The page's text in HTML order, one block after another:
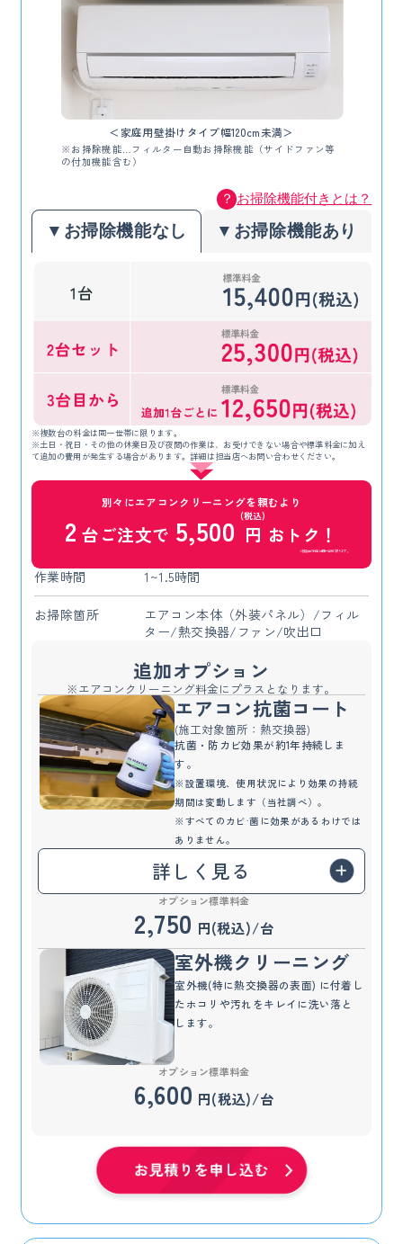
金は加盟店によって異なる場合があります。
※動作状況・設置場所などの確認のため、事前に訪問させていた
了承ください。
※サービス実施日は時期によってご希望に添えない場合がござい
※汚れによっては完全に除去できない場合がありますのでご了承
くださいますようお願いいたします。
※サービスカーの駐車スペースのご用意をお願いします。駐車で
※一部対応できない地域・お店があります。
※渡船や連絡橋等の有料の移動手段を利用する場合は、実費を別
※洗剤などに含まれる化学物質で体調を崩したことがある方や、
不安を感じられる方は、お店にお申し出ください。
※作業内容は写真と異なる場合があります。
＜家庭用壁掛けタイプ幅120cm未満＞
※お掃除機能…フィルター自動お掃除機能（サイドファン等
の付加機能含む）
？ お掃除機能付きとは？
▼お掃除機能なし ▼お掃除機能あり
※複数台の料金は同一世帯に限ります。
※土日・祝日・その他の休業日及び夜間の作業は、お受けできない場合や標準料金に加え
て追加の費用が発生する場合があります。詳細は担当店へお問い合わせください。
別々にエアコンクリーニングを頼むより
2 台ご注文で 5,500 円
(税込)
おトク！
※複数台の料金は同一世帯に限ります。
作業時間 1~1.5時間
お掃除箇所
エアコン本体（外装パネル）/フィル
ター/熱交換器/ファン/吹出口
追加オプション
※エアコンクリーニング料金にプラスとなります。
エアコン抗菌コート
(施工対象箇所：熱交換器)
抗菌・防カビ効果が約1年持続しま
す。
※設置環境、使用状況により効果の持続
期間は変動します（当社調べ）。
※すべてのカビ·菌に効果があるわけでは
ありません。
詳しく見る
オプション標準料金
2,750 円(税込)/台
室外機クリーニング
室外機(特に熱交換器の表面) に付着し
たホコリや汚れをキレイに洗い落と
します。
オプション標準料金
6,600 円(税込)/台